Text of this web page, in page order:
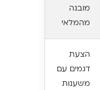
מובנה
מהמלאי
הצעת
דגמים עם
משענות